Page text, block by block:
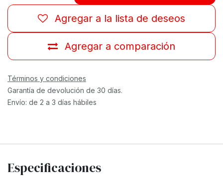
Agregar a comparación
Agregar a la lista de deseos
Términos y condiciones
Garantía de devolución de 30 días.
Envío: de 2 a 3 días hábiles
Especificaciones